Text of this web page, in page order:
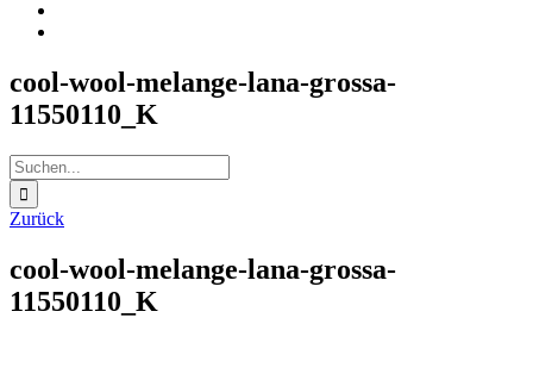
cool-wool-melange-lana-grossa-
11550110_K
Suche
nach:
Zurück
cool-wool-melange-lana-grossa-
11550110_K